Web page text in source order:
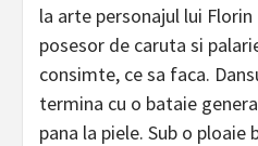
la arte personajul lui
posesor de caruta si
consimte, ce sa faca.
termina cu o bataie
pana la piele. Sub o